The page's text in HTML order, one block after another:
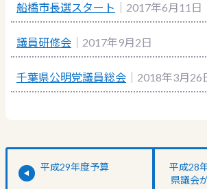
船橋市長選スタート ｜2017年6月11日
議員研修会 ｜2017年9月2日
千葉県公明党議員総会 ｜2018年3月26
平成29年度予算
平成28
県議会